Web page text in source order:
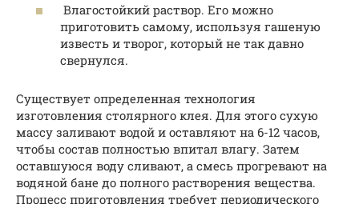
Влагостойкий раствор. Его можно
приготовить самому, используя гашеную
известь и творог, который не так давно
свернулся.
Существует определенная технология
изготовления столярного клея. Для этого сухую
массу заливают водой и оставляют на 6-12 часов,
чтобы состав полностью впитал влагу. Затем
оставшуюся воду сливают, а смесь прогревают на
водяной бане до полного растворения вещества.
Процесс приготовления требует периодического